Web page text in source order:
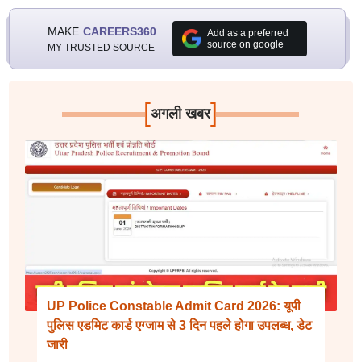
MAKE CAREERS360
MY TRUSTED SOURCE
Add as a preferred
source on google
[अगली खबर]
UP Police Constable Admit Card 2026: यूपी
पुलिस एडमिट कार्ड एग्जाम से 3 दिन पहले होगा उपलब्ध, डेट
जारी